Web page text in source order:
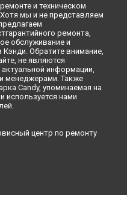
и техническом
мы и не представляем
ремонта,
обслуживание и
Обратите внимание,
не являются
информации,
менеджерами. Также
Candy, упоминаемая на
используется нами
центр по ремонту